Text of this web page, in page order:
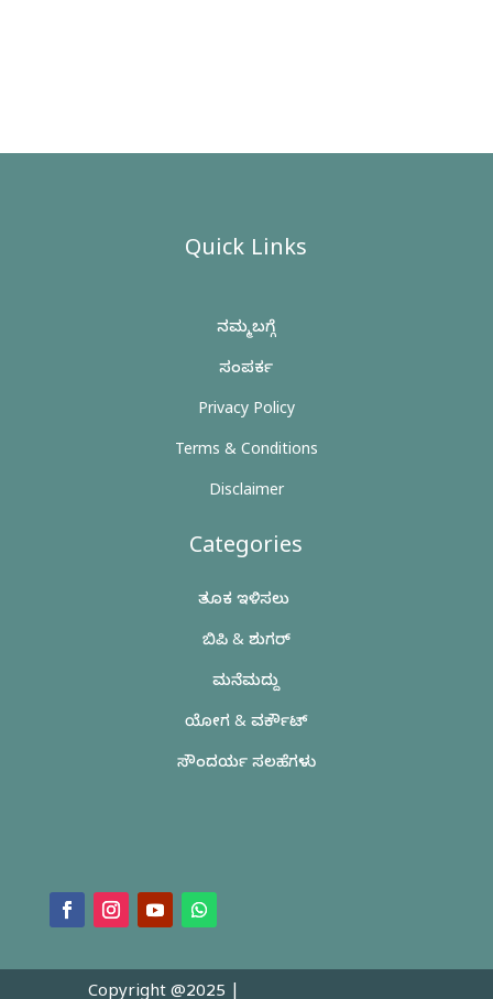
Quick Links
ನಮ್ಮ ಬಗ್ಗೆ
ಸಂಪರ್ಕ
Privacy Policy
Terms & Conditions
Disclaimer
Categories
ತೂಕ ಇಳಿಸಲು
ಬಿಪಿ & ಶುಗರ್
ಮನೆಮದ್ದು
ಯೋಗ & ವರ್ಕೌಟ್
ಸೌಂದರ್ಯ ಸಲಹೆಗಳು
Copyright @2025 |